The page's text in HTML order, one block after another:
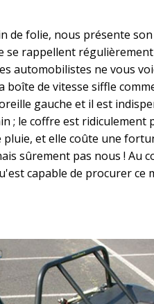
de folie, nous présente
se rappellent
automobilistes ne vous
boîte de vitesse siffle
gauche et il est
; le coffre est ridiculement
et elle coûte une
sûrement pas nous ! Au
capable de procurer ce